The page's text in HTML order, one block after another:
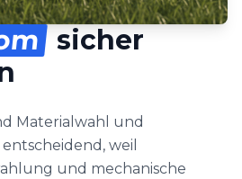
sicher
Materialwahl und
weil
und mechanische